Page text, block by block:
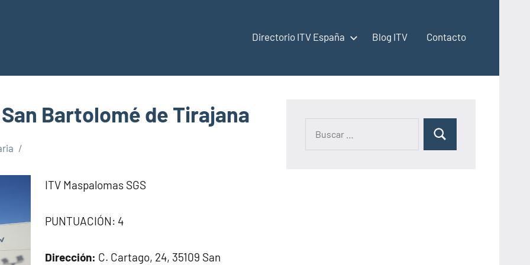
Directorio ITV España Blog ITV Contacto
San Bartolomé de Tirajana
ITV Maspalomas SGS
PUNTUACIÓN: 4
Dirección: C. Cartago, 24, 35109 San
Buscar